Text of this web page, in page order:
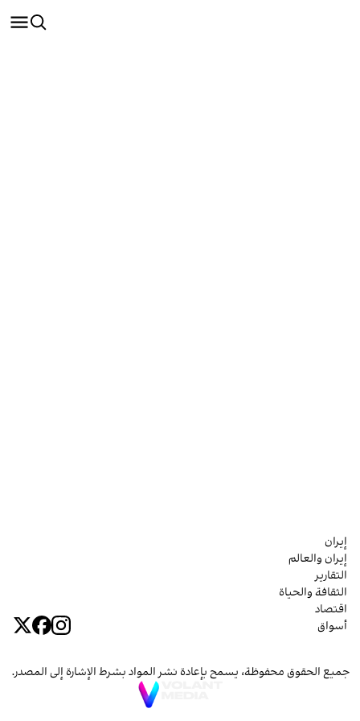
إيران
إيران والعالم
التقارير
الثقافة والحياة
اقتصاد
أسواق
جميع الحقوق محفوظة، يسمح بإعادة نشر المواد بشرط الإشارة إلى المصدر.